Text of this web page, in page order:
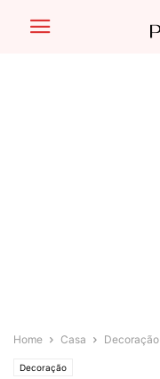
Home Casa Decoração
Decoração